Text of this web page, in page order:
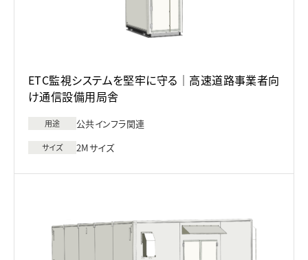
ETC監視システムを堅牢に守る｜高速道路事業者向
け通信設備用局舎
用途 公共インフラ関連
サイズ 2Mサイズ